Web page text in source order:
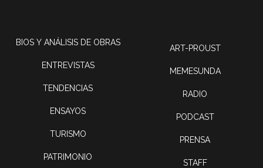
BIOS Y ANÁLISIS DE OBRAS
ENTREVISTAS
TENDENCIAS
ENSAYOS
TURISMO
PATRIMONIO
ART-PROUST
MEMESUNDA
RADIO
PODCAST
PRENSA
STAFF